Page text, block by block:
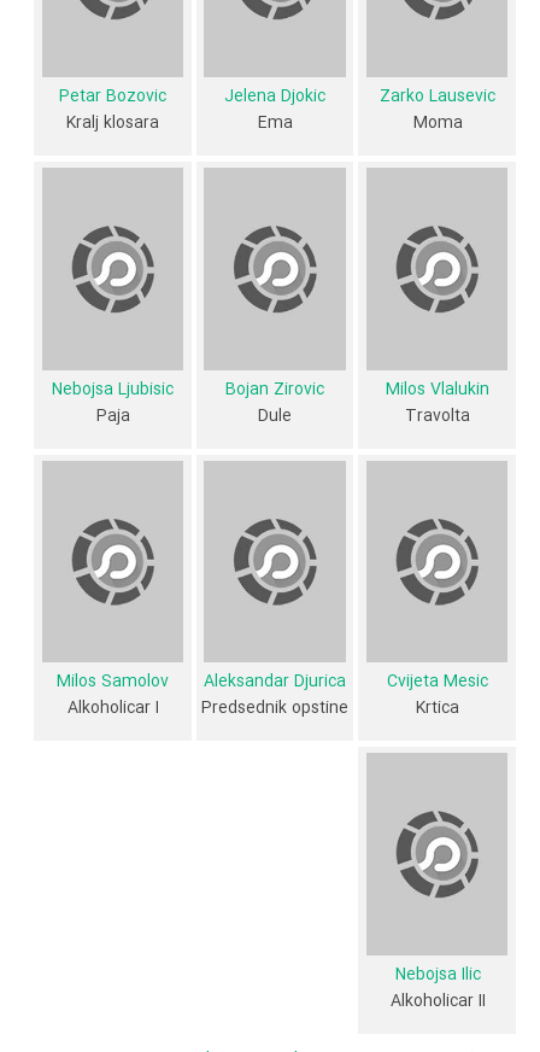
متوسط سن بازیگران A Stinking Fairytale براساس میزان سنی که از آنها در
که نشان می‌دهد بازیگران A Stinking Fairytale عمدتا از میانسالان هستند.
Stinking Fairytale توسط
Miroslav Momcilovic
نوشته شده است.
در خلاصه داستانی که یا از سوی تیم رسانه‌ای اثر و یا توسط دیگر رسانه‌ها درباره
راننده است و از افسردگی رنج می برد. Ema هویج است و برای الکل مصرف
شده است. ماما در محل کارخانه محروم زندگی می کند. ماما در شفت زندگی
که ماما به او کمک کرد تا از آن عبور کند. ماما و مادر شروع به زندگی می کنند.
آنها از یکدیگر در فقر کامل حمایت می کنند. آنها توسط پادشاه هبوس که در
فیلم A Stinking Fairytale از نظر ساختار (فرم)، محتوا و محیط تولید، به آثار
مردم فیلم A Stinking Fairytale بهترین اثر
Zarko Lausevic
Moma
Jelena Djokic
Ema
Petar Bozovic
Kralj klosara
Milos Vlalukin
Travolta
Bojan Zirovic
Dule
Nebojsa Ljubisic
Paja
Cvijeta Mesic
Krtica
Aleksandar Djurica
Predsednik opstine
Milos Samolov
Alkoholicar I
Nebojsa Ilic
Alkoholicar II